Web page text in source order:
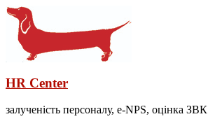
HR Center
залученість персоналу, e-NPS, оцінка ЗВК